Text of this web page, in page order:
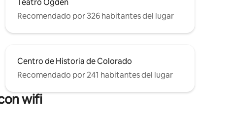
Teatro Ogden
Recomendado por 326 habitantes del lugar
Centro de Historia de Colorado
Recomendado por 241 habitantes del lugar
wifi